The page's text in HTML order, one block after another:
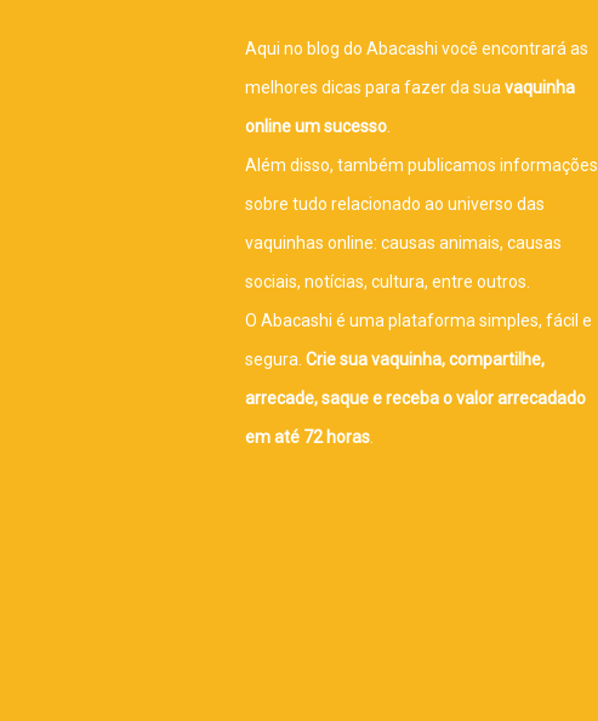
Aqui no blog do Abacashi você encontrará as
melhores dicas para fazer da sua vaquinha
online um sucesso
Além disso, também publicamos informações
sobre tudo relacionado ao universo das
vaquinhas online: causas animais, causas
sociais, notícias, cultura, entre outros.
O Abacashi é uma plataforma simples, fácil e
segura. Crie sua vaquinha, compartilhe,
arrecade, saque e receba o valor arrecadado
em até 72 horas